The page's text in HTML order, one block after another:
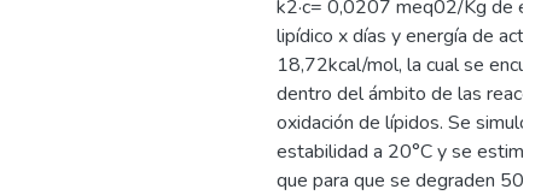
k2·c= 0,0207 meq02/Kg de
lipídico x días y energía de
18,72kcal/mol, la cual se
dentro del ámbito de las
oxidación de lípidos. Se simulo
estabilidad a 20°C y se
que para que se degraden